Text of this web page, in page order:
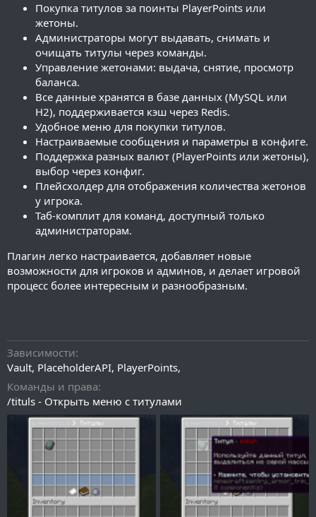
Покупка титулов за поинты PlayerPoints или
жетоны.
Администраторы могут выдавать, снимать и
очищать титулы через команды.
Управление жетонами: выдача, снятие, просмотр
баланса.
Все данные хранятся в базе данных (MySQL или
H2), поддерживается кэш через Redis.
Удобное меню для покупки титулов.
Настраиваемые сообщения и параметры в конфиге.
Поддержка разных валют (PlayerPoints или жетоны),
выбор через конфиг.
Плейсхолдер для отображения количества жетонов
у игрока.
Таб-комплит для команд, доступный только
администраторам.
Плагин легко настраивается, добавляет новые
возможности для игроков и админов, и делает игровой
процесс более интересным и разнообразным.
YAML:
#%msttituls_count%
database:
  type: h2 # или mysql
  host: "localhost"
  port: 3306
  database: "mydatabase"
  username: "root"
  password: ""
Зависимости
Vault, PlaceholderAPI, PlayerPoints,
Команды и права
/tituls - Открыть меню с титулами